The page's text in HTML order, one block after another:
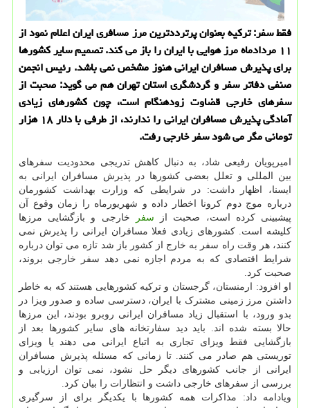
فقط سفر: تركیه بعنوان پرترددترین مرز مسافری ایران اعلام نمود از
۱۱ مردادماه مرز هوایی با ایران را باز می كند. تصمیم سایر كشورها
برای پذیرش مسافران ایرانی هنوز مشخص نمی باشد. رئیس انجمن
صنفی دفاتر سفر و گردشگری استان تهران هم می گوید: صحبت از
سفرهای خارجی قضاوت زودهنگام است، چون كشورهای زیادی
آمادگی پذیرش مسافران ایرانی را ندارند، از طرفی با دلار ۱۸ هزار
تومانی مگر می شود سفر خارجی رفت.
امیرپویان رفیعی شاد، به دنبال کاهش تدریجی محدودیت سفرهای
بین المللی و تعلل بعضی کشورها در پذیرش مسافران ایرانی به
ایسنا، اظهار داشت: در شرایطی که وزارت بهداشت کشورمان
درباره موج دوم کرونا اخطار داده و شهریورماه را زمان وقوع آن
پیشبینی کرده است، صحبت از سفر
خارجی و بازگشایی مرزها
کلیشه است. کشورهای زیادی فعلا مسافران ایرانی را پذیرش نمی
کنند، هر وقت راه سفر به خارج از کشور باز شد تازه می توان درباره
شرایط اقتصادی که به مردم اجازه نمی دهد سفر خارجی بروند،
صحبت کرد.
او افزود: ارمنستان، گرجستان و ترکیه کشورهایی هستند که به خاطر
داشتن مرز زمینی مشترک با ایران، دسترسی ساده و صدور ویزا در
بدو ورود، با استقبال زیاد مسافران ایرانی روبرو بودند، این مرزها
حالا بسته شده اند. باید دید سفارتخانه های سایر کشورها بعد از
بازگشایی فقط ویزای تجاری به اتباع ایرانی می دهند یا ویزای
توریستی هم صادر می کنند. تا زمانی که مسئله پذیرش مسافران
ایرانی از جانب کشورهای دیگر حل نشود، نمی توان ارزیابی و
بررسی از سفرهای خارجی داشت و انتظارات را بیان کرد.
ویادامه داد: مذاکرات همه کشورها با یکدیگر برای از سرگیری